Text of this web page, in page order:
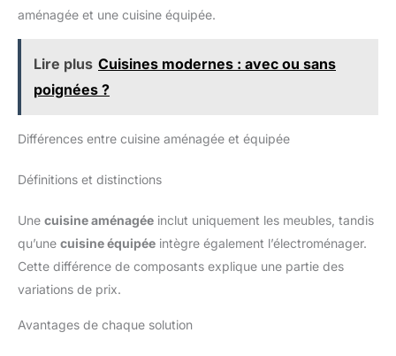
aménagée et une cuisine équipée.
Lire plus Cuisines modernes : avec ou sans
poignées ?
Différences entre cuisine aménagée et équipée
Définitions et distinctions
Une cuisine aménagée inclut uniquement les meubles, tandis
qu’une cuisine équipée intègre également l’électroménager.
Cette différence de composants explique une partie des
variations de prix.
Avantages de chaque solution